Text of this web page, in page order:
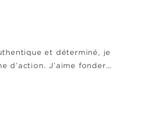
et déterminé, je
d’action. J’aime fonder…